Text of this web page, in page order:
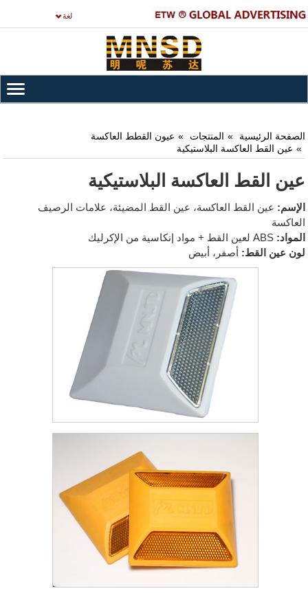
لغة
الصفحة الرئيسية المنتجات
عيون القطط العاكسة
عين القط العاكسة البلاستيكية
عين القط العاكسة البلاستيكية
الإسم: عين القط العاكسة، عين القط المضيئة، علامات الرصيف
العاكسة
المواد: ABS لعين القط + مواد إنكاسية من الإكرليك
لون عين القط: أصفر، أبيض